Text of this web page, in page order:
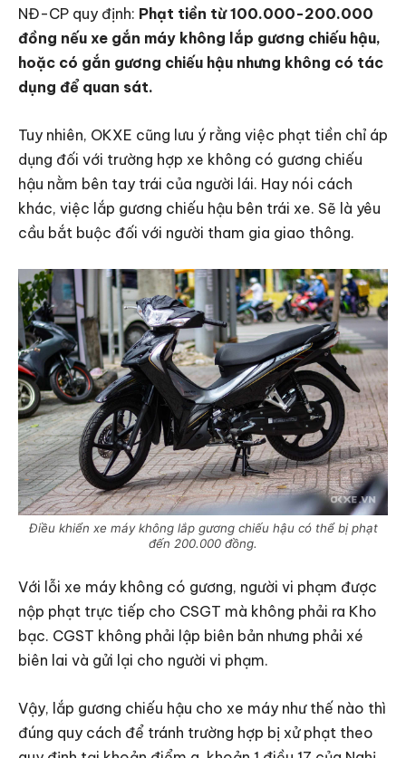
NĐ-CP quy định: Phạt tiền từ 100.000-200.000
đồng nếu xe gắn máy không lắp gương chiếu hậu,
hoặc có gắn gương chiếu hậu nhưng không có tác
dụng để quan sát.
Tuy nhiên, OKXE cũng lưu ý rằng việc phạt tiền chỉ áp
dụng đối với trường hợp xe không có gương chiếu
hậu nằm bên tay trái của người lái. Hay nói cách
khác, việc lắp gương chiếu hậu bên trái xe. Sẽ là yêu
cầu bắt buộc đối với người tham gia giao thông.
Điều khiển xe máy không lắp gương chiếu hậu có thể bị phạt
đến 200.000 đồng.
Với lỗi xe máy không có gương, người vi phạm được
nộp phạt trực tiếp cho CSGT mà không phải ra Kho
bạc. CGST không phải lập biên bản nhưng phải xé
biên lai và gửi lại cho người vi phạm.
Vậy, lắp gương chiếu hậu cho xe máy như thế nào thì
đúng quy cách để tránh trường hợp bị xử phạt theo